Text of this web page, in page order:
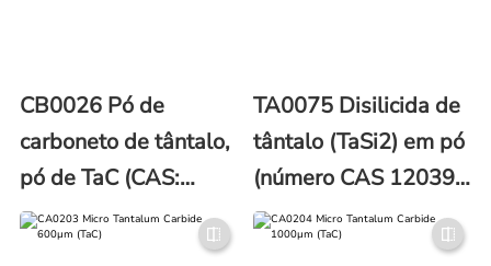
CB0026 Pó de
carboneto de tântalo,
pó de TaC (CAS:
12070-06-3)
TA0075 Disilicida de
tântalo (TaSi2) em pó
(número CAS 12039-
79-1)